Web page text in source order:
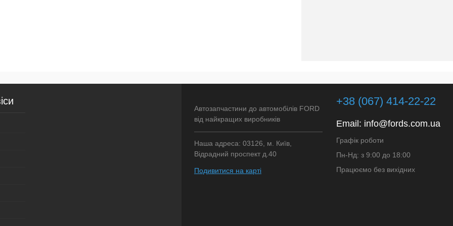
Автозапчастини до автомобілів FORD
від найкращих виробників
Наша адреса: 03126, м. Київ,
Відрадний проспект д.40
Подивитися на карті
+38 (067) 414-22-22
Email: info@fords.com.ua
Графік роботи
Пн-Нд: з 9:00 до 18:00
Працюємо без вихідних